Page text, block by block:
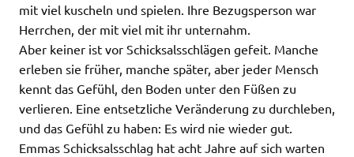
mit viel kuscheln und spielen. Ihre Bezugsperson war
Herrchen, der mit viel mit ihr unternahm.
Aber keiner ist vor Schicksalsschlägen gefeit. Manche
erleben sie früher, manche später, aber jeder Mensch
kennt das Gefühl, den Boden unter den Füßen zu
verlieren. Eine entsetzliche Veränderung zu durchleben,
und das Gefühl zu haben: Es wird nie wieder gut.
Emmas Schicksalsschlag hat acht Jahre auf sich warten